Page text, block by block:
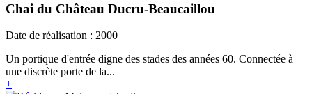
Chai du Château Ducru-Beaucaillou
Date de réalisation : 2000
Un portique d'entrée digne des stades des années 60. Connectée à
une discrète porte de la...
+